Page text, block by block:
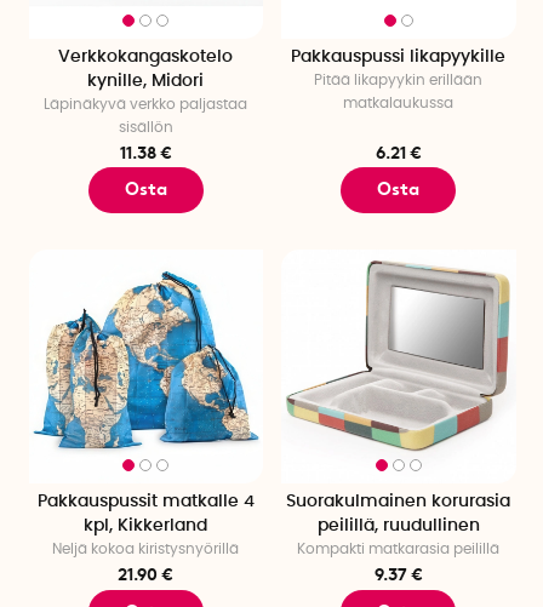
Verkkokangaskotelo
kynille, Midori
Läpinäkyvä verkko paljastaa
sisällön
11.38 €
Osta
Pakkauspussi likapyykille
Pitää likapyykin erillään
matkalaukussa
6.21 €
Osta
Pakkauspussit matkalle 4
kpl, Kikkerland
Neljä kokoa kiristysnyörillä
21.90 €
Suorakulmainen korurasia
peilillä, ruudullinen
Kompakti matkarasia peilillä
9.37 €